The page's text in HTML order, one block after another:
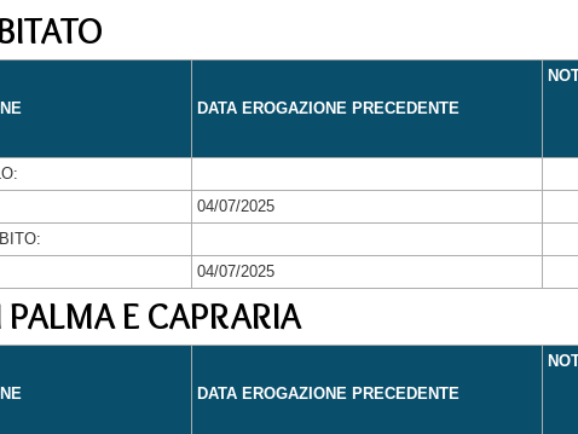
DATA EROGAZIONE PRECEDENTE
04/07/2025
04/07/2025
E CAPRARIA
DATA EROGAZIONE PRECEDENTE